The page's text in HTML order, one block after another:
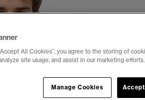
All Cookies”, you agree to the storing of
site usage, and assist in our marketing efforts.
Manage Cookies